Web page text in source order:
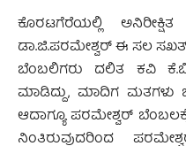
ಕೊರಟಗೆರೆಯಲ್ಲಿ
ಡಾ.ಜಿ.ಪರಮೇಶ್ವರ್ ಈ ಸಲ
ಬೆಂಬಲಿಗರು ದಲಿತ ಕವಿ
ಮಾಡಿದ್ದು, ಮಾದಿಗ ಮತಗಳು
ಆದಾಗ್ಯೂ ಪರಮೇಶ್ವರ್
ನಿಂತಿರುವುದರಿಂದ